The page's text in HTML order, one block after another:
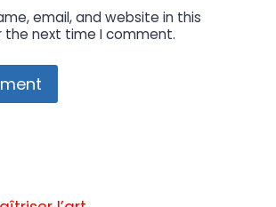
email, and website in this
the next time I comment.